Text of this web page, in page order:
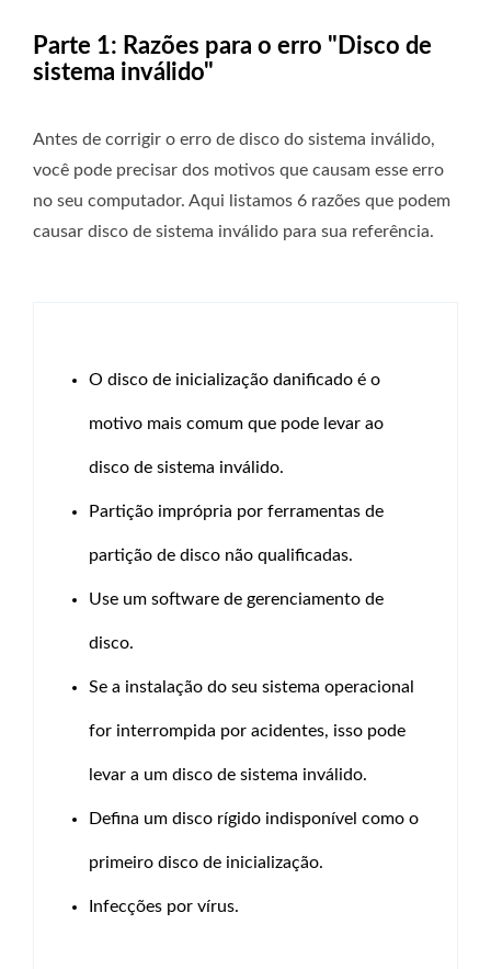
Parte 1: Razões para o erro "Disco de
sistema inválido"
Antes de corrigir o erro de disco do sistema inválido,
você pode precisar dos motivos que causam esse erro
no seu computador. Aqui listamos 6 razões que podem
causar disco de sistema inválido para sua referência.
O disco de inicialização danificado é o
motivo mais comum que pode levar ao
disco de sistema inválido.
Partição imprópria por ferramentas de
partição de disco não qualificadas.
Use um software de gerenciamento de
disco.
Se a instalação do seu sistema operacional
for interrompida por acidentes, isso pode
levar a um disco de sistema inválido.
Defina um disco rígido indisponível como o
primeiro disco de inicialização.
Infecções por vírus.